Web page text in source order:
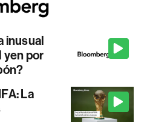
inusual
yen por
La